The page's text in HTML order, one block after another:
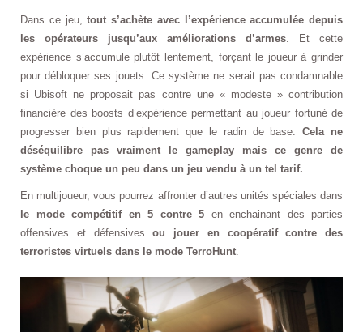
Dans ce jeu, tout s’achète avec l’expérience accumulée depuis
les opérateurs jusqu’aux améliorations d’armes . Et cette
expérience s’accumule plutôt lentement, forçant le joueur à grinder
pour débloquer ses jouets. Ce système ne serait pas condamnable
si Ubisoft ne proposait pas contre une « modeste » contribution
financière des boosts d’expérience permettant au joueur fortuné de
progresser bien plus rapidement que le radin de base.Cela ne
déséquilibre pas vraiment le gameplay mais ce genre de
système choque un peu dans un jeu vendu à un tel tarif.
En multijoueur, vous pourrez affronter d’autres unités spéciales dans
le mode compétitif en 5 contre 5 en enchainant des parties
offensives et défensivesou jouer en coopératif contre des
terroristes virtuels dans le mode TerroHunt